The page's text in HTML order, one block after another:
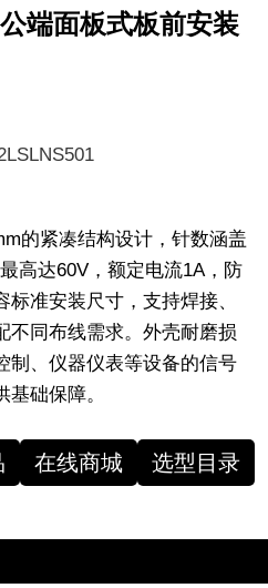
端面板式板前安装
的紧凑结构设计，针数涵盖
高达60V，额定电流1A，防
准安装尺寸，支持焊接、
不同布线需求。外壳耐磨损
制、仪器仪表等设备的信号
础保障。
在线商城 选型目录